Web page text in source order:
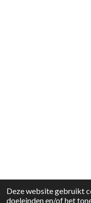
Deze website gebruikt
doeleinden en/of het